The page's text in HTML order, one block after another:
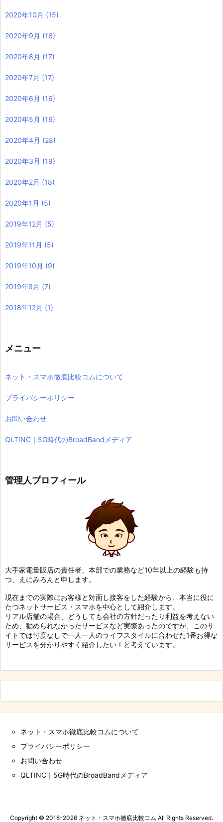
2020年10月 (15)
2020年9月 (16)
2020年8月 (17)
2020年7月 (17)
2020年6月 (16)
2020年5月 (16)
2020年4月 (28)
2020年3月 (19)
2020年2月 (18)
2020年1月 (5)
2019年12月 (5)
2019年11月 (5)
2019年10月 (9)
2019年9月 (7)
2018年12月 (1)
メニュー
ネット・スマホ徹底比較コムについて
プライバシーポリシー
お問い合わせ
QLTINC｜5G時代のBroadBandメディア
管理人プロフィール
大手家電量販店の責任者、本部での業務など10年以上の経験も持
つ、えにみろんと申します。
現在までの実際にお客様と対面し接客をした経験から、本当に役に
たつネットサービス・スマホを中心として紹介します。
リアル店舗の場合、どうしても会社の方針だったり利益を考えない
ため、勧められなかったサービスなど実際あったのですが、このサ
イトでは忖度なしで一人一人のライフスタイルに合わせた1番お得な
サービスを分かりやすく紹介したい！と考えています。
ネット・スマホ徹底比較コムについて
プライバシーポリシー
お問い合わせ
QLTINC｜5G時代のBroadBandメディア
Copyright © 2018-2026 ネット・スマホ徹底比較コム All Rights Reserved.